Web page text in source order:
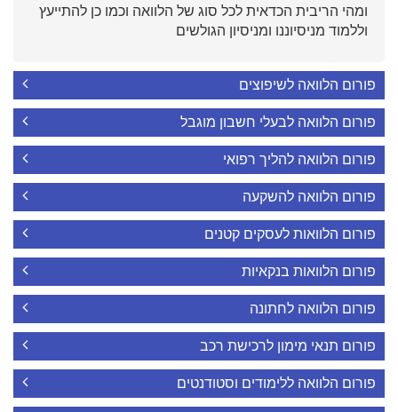
ומהי הריבית הכדאית לכל סוג של הלוואה וכמו כן להתייעץ
וללמוד מניסיוננו ומניסיון הגולשים
פורום הלוואה לשיפוצים
פורום הלוואה לבעלי חשבון מוגבל
פורום הלוואה להליך רפואי
פורום הלוואה להשקעה
פורום הלוואות לעסקים קטנים
פורום הלוואות בנקאיות
פורום הלוואה לחתונה
פורום תנאי מימון לרכישת רכב
פורום הלוואה ללימודים וסטודנטים